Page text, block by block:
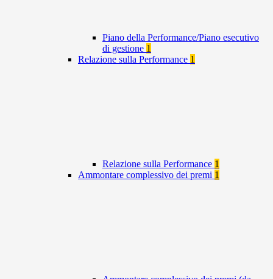
Piano della Performance/Piano esecutivo
di gestione 1
Relazione sulla Performance 1
Relazione sulla Performance 1
Ammontare complessivo dei premi 1